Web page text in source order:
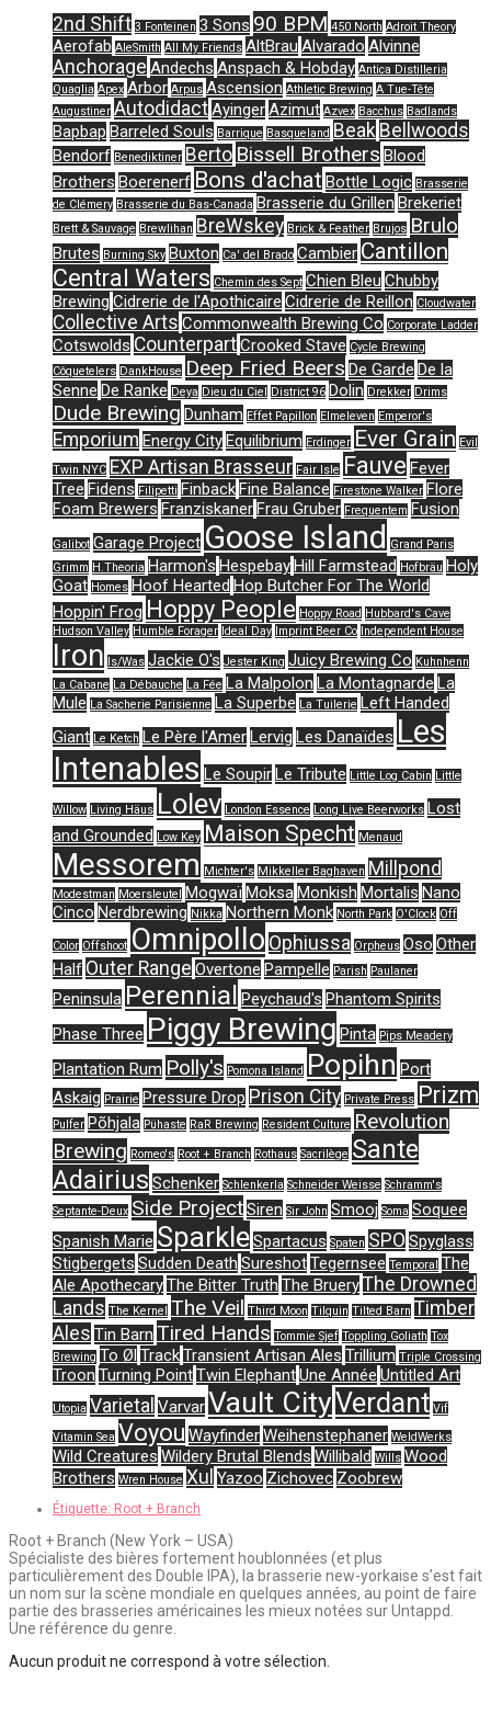
2nd Shift 3 Fonteinen 3 Sons 90 BPM 450 North Adroit Theory
Aerofab AleSmith All My Friends AltBrau Alvarado Alvinne
Anchorage Andechs Anspach & Hobday Antica Distilleria
Quaglia Apex Arbor Arpus Ascension Athletic Brewing A Tue-Tête
Augustiner AutodidactAyingerAzimut Azvex Bacchus Badlands
Bapbap Barreled Souls Barrique Basqueland Beak Bellwoods
Bendorf Benediktiner Berto Bissell Brothers Blood
Brothers Boerenerf Bons d'achat Bottle Logic Brasserie
de Clémery Brasserie du Bas-Canada Brasserie du Grillen Brekeriet
Brett & Sauvage Brewlihan BreWskey Brick & Feather Brujos Brulo
Brutes Burning Sky Buxton Ca' del Brado Cambier Cantillon
Central Waters Chemin des Sept Chien Bleu Chubby
Brewing Cidrerie de l'Apothicaire Cidrerie de Reillon Cloudwater
Collective Arts Commonwealth Brewing Co Corporate Ladder
Cotswolds CounterpartCrooked Stave Cycle Brewing
Côquetelers DankHouse Deep Fried Beers De Garde De la
Senne De Ranke Deya Dieu du Ciel District 96 Dolin Drekker Drims
Dude Brewing Dunham Effet Papillon Elmeleven Emperor's
Emporium Energy CityEquilibrium Erdinger Ever Grain Evil
Twin NYC EXP Artisan Brasseur Fair Isle Fauve Fever
Tree Fidens Filipetti FinbackFine Balance Firestone Walker Flore
Foam Brewers FranziskanerFrau Gruber Frequentem Fusion
Galibot Garage Project Goose Island
Grand Paris
Grimm H.Theoria Harmon's HespebayHill Farmstead Hofbräu Holy
Goat Homes Hoof Hearted Hop Butcher For The World
Hoppin' Frog Hoppy People Hoppy Road Hubbard's Cave
Hudson Valley Humble Forager Ideal Day Imprint Beer Co Independent House
Iron Is/Was Jackie O's Jester King Juicy Brewing Co Kuhnhenn
La Cabane La Débauche La Fée La Malpolon La Montagnarde La
Mule La Sacherie Parisienne La Superbe La Tuilerie Left Handed
Giant Le Ketch Le Père l'AmerLervig Les Danaïdes Les
Intenables Le SoupirLe Tribute Little Log Cabin Little
Willow Living Häus Lolev London Essence Long Live Beerworks Lost
and Grounded Low Key Maison Specht Menaud
Messorem Michter's Mikkeller Baghaven Millpond
Modestman Moersleutel MogwaïMoksaMonkish Mortalis Nano
Cinco Nerdbrewing Nikka Northern Monk North Park O'Clock Off
Color Offshoot Omnipollo Ophiussa Orpheus Oso Other
Half Outer Range Overtone Pampelle Parish Paulaner
Peninsula Perennial Peychaud's Phantom Spirits
Phase Three Piggy Brewing Pinta Pips Meadery
Plantation Rum Polly's Pomona Island Popihn Port
Askaig Prairie Pressure Drop Prison City Private Press Prizm
Pulfer Põhjala Pühaste RaR Brewing Resident Culture Revolution
Brewing Romeo's Root + Branch Rothaus Sacrilège Sante
Adairius Schenker Schlenkerla Schneider Weisse Schramm's
Septante-Deux Side ProjectSiren Sir John Smooj Soma Soquee
Spanish Marie SparkleSpartacus Spaten SPO Spyglass
Stigbergets Sudden Death SureshotTegernsee Temporal The
Ale ApothecaryThe Bitter Truth The BrueryThe Drowned
Lands The Kernel The Veil Third Moon Tilquin Tilted Barn Timber
Ales Tin Barn Tired Hands Tommie Sjef Toppling Goliath Tox
Brewing To Øl TrackTransient Artisan Ales Trillium Triple Crossing
Troon Turning PointTwin ElephantUne Année Untitled Art
Utopia Varietal VarvarVault CityVerdant Vif
Vitamin Sea Voyou WayfinderWeihenstephaner WeldWerks
Wild Creatures Wildery Brutal Blends Willibald Wills Wood
Brothers Wren House Xul Yazoo Zichovec Zoobrew
Étiquette: Root + Branch
Root + Branch (New York – USA)
Spécialiste des bières fortement houblonnées (et plus
particulièrement des Double IPA), la brasserie new-yorkaise s’est fait
un nom sur la scène mondiale en quelques années, au point de faire
partie des brasseries américaines les mieux notées sur Untappd.
Une référence du genre.
Aucun produit ne correspond à votre sélection.